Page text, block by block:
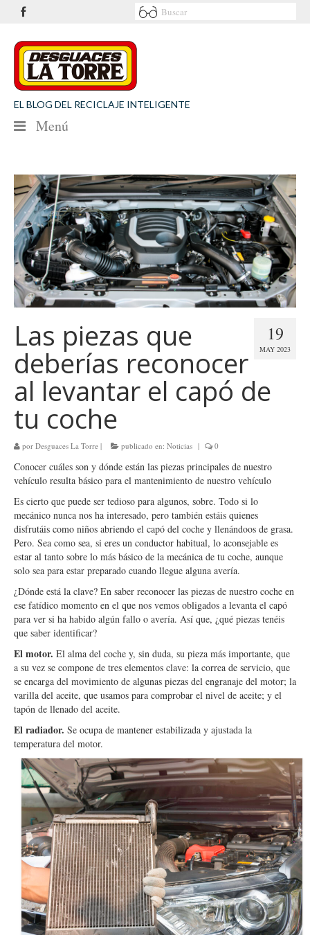
EL BLOG DEL RECICLAJE INTELIGENTE
Menú
SEGURIDAD VIAL
MEDIO AMBIENTE
PATROCINIOS
CONTACTO
Desguaces La Torre
19
MAY 2023
Las piezas que
deberías reconocer
al levantar el capó de
tu coche
por Desguaces La Torre | publicado en: Noticias | 0
Conocer cuáles son y dónde están las piezas principales de nuestro
vehículo resulta básico para el mantenimiento de nuestro vehículo
Es cierto que puede ser tedioso para algunos, sobre. Todo si lo
mecánico nunca nos ha interesado, pero también estáis quienes
disfrutáis como niños abriendo el capó del coche y llenándoos de grasa.
Pero. Sea como sea, si eres un conductor habitual, lo aconsejable es
estar al tanto sobre lo más básico de la mecánica de tu coche, aunque
solo sea para estar preparado cuando llegue alguna avería.
¿Dónde está la clave? En saber reconocer las piezas de nuestro coche en
ese fatídico momento en el que nos vemos obligados a levanta el capó
para ver si ha habido algún fallo o avería. Así que, ¿qué piezas tenéis
que saber identificar?
El motor. El alma del coche y, sin duda, su pieza más importante, que
a su vez se compone de tres elementos clave: la correa de servicio, que
se encarga del movimiento de algunas piezas del engranaje del motor; la
varilla del aceite, que usamos para comprobar el nivel de aceite; y el
tapón de llenado del aceite.
El radiador. Se ocupa de mantener estabilizada y ajustada la
temperatura del motor.